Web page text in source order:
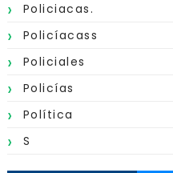
Policiacas.
Policíacass
Policiales
Policías
Política
S